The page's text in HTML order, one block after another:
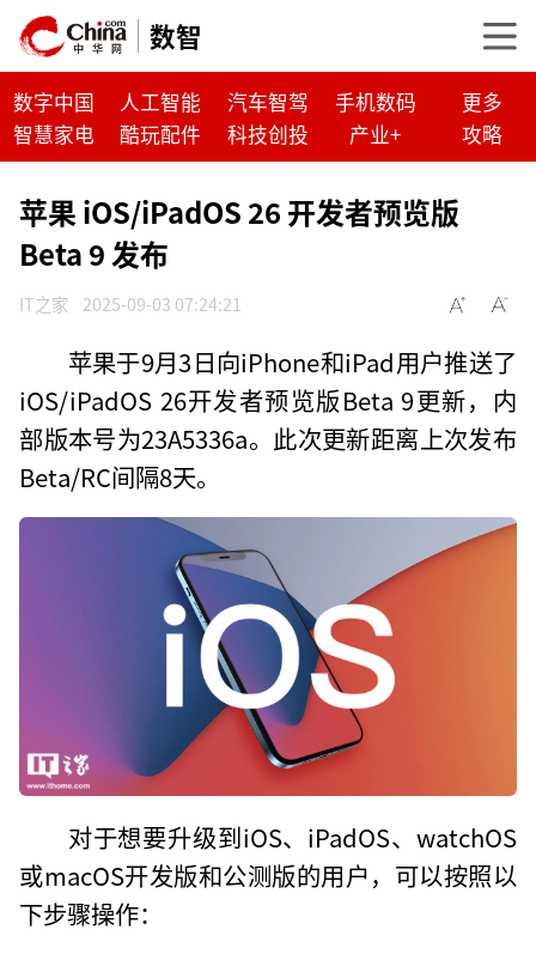
数智
数字中国 人工智能 汽车智驾 手机数码
更多
智慧家电
酷玩配件 科技创投 产业+ 攻略
苹果 iOS/iPadOS 26 开发者预览版
Beta 9 发布
IT之家 2025-09-03 07:24:21
苹果于9月3日向iPhone和iPad用户推送了
iOS/iPadOS 26开发者预览版Beta 9更新，内
部版本号为23A5336a。此次更新距离上次发布
Beta/RC间隔8天。
对于想要升级到iOS、iPadOS、watchOS
或macOS开发版和公测版的用户，可以按照以
下步骤操作：